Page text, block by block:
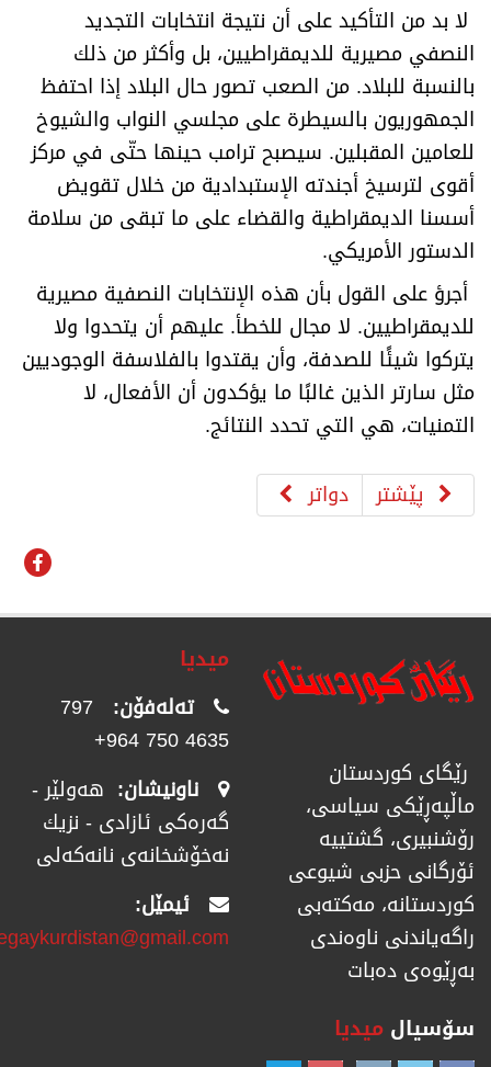
لا بد من التأكيد على أن نتيجة انتخابات التجديد
النصفي مصيرية للديمقراطيين، بل وأكثر من ذلك
بالنسبة للبلاد. من الصعب تصور حال البلاد إذا احتفظ
الجمهوريون بالسيطرة على مجلسي النواب والشيوخ
للعامين المقبلين. سيصبح ترامب حينها حتّى في مركز
أقوى لترسيخ أجندته الإستبدادية من خلال تقويض
أسسنا الديمقراطية والقضاء على ما تبقى من سلامة
الدستور الأمريكي.
أجرؤ على القول بأن هذه الإنتخابات النصفية مصيرية
للديمقراطيين. لا مجال للخطأ. عليهم أن يتحدوا ولا
يتركوا شيئًا للصدفة، وأن يقتدوا بالفلاسفة الوجوديين
مثل سارتر الذين غالبًا ما يؤكدون أن الأفعال، لا
التمنيات، هي التي تحدد النتائج.
پێشتر
دواتر
رێگای كوردستان
ماڵپەڕێكی سیاسی،
رۆشنبیری، گشتییە
ئۆرگانی حزبی شیوعی
كوردستانە، مەكتەبی
راگەیاندنی ناوەندی
بەڕێوەی دەبات
میدیا
تەلەفۆن: 797
4635 750 964+
ناونیشان: هەولێر -
گەرەکی ئازادی - نزیك
نەخۆشخانەی نانەکەلی
ئیمێل:
سۆسیال میدیا